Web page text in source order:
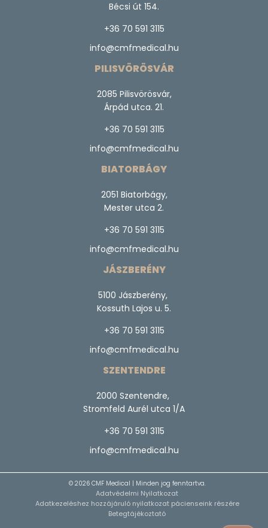
Bécsi út 154.
+36 70 591 3115
info@cmfmedical.hu
PILISVÖRÖSVÁR
2085 Pilisvörösvár,
Árpád utca. 21.
+36 70 591 3115
info@cmfmedical.hu
BIATORBÁGY
2051 Biatorbágy,
Mester utca 2.
+36 70 591 3115
info@cmfmedical.hu
JÁSZBERÉNY
5100 Jászberény,
Kossuth Lajos u. 5.
+36 70 591 3115
info@cmfmedical.hu
SZENTENDRE
2000 Szentendre,
Stromfeld Aurél utca 1/A
+36 70 591 3115
info@cmfmedical.hu
© 2026 CMF Medical | Minden jog fenntartva.
Adatvédelmi Nyilatkozat
Adatkezeléshez hozzájáruló nyilatkozat pácienseink részére
Betegtájékoztató